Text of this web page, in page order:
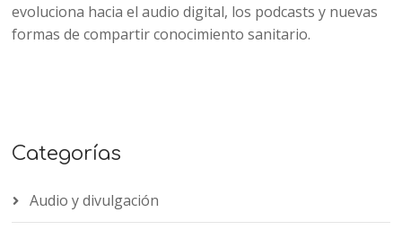
evoluciona hacia el audio digital, los podcasts y nuevas
formas de compartir conocimiento sanitario.
Categorías
Audio y divulgación